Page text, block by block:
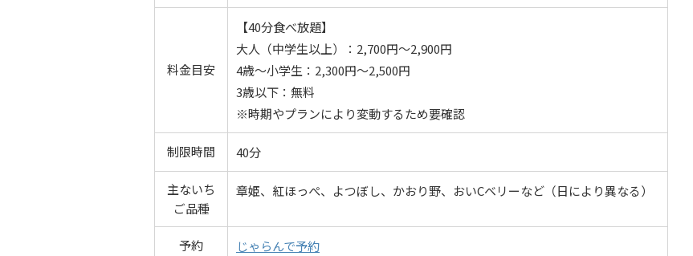
料金目安
【40分食べ放題】
大人（中学生以上）：2,700円～2,900円
4歳～小学生：2,300円～2,500円
3歳以下：無料
※時期やプランにより変動するため要確認
制限時間 40分
主ないち
ご品種
章姫、紅ほっぺ、よつぼし、かおり野、おいCベリーなど（日により異なる）
予約 じゃらんで予約